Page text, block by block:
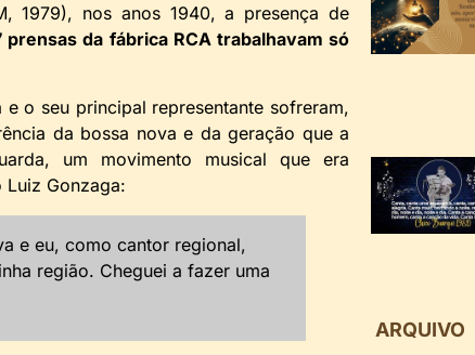
1979), nos anos 1940, a presença de
prensas da fábrica RCA trabalhavam só
o seu principal representante sofreram,
da bossa nova e da geração que a
um movimento musical que era
Gonzaga:
e eu, como cantor regional,
região. Cheguei a fazer uma
ARQUIVO